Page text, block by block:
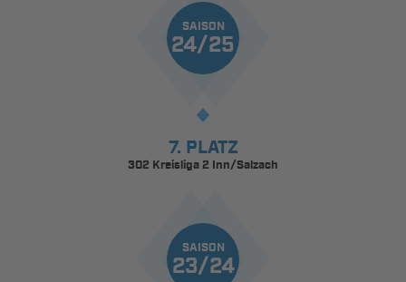
SAISON
24/25
7. PLATZ
302 Kreisliga 2 Inn/Salzach
SAISON
23/24